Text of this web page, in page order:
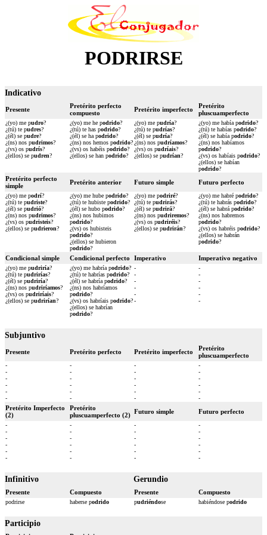
PODRIRSE
Indicativo
Presente
Pretérito perfecto
compuesto
Pretérito imperfecto
Pretérito
pluscuamperfecto
¿(yo) me pudro?
¿(tú) te pudres?
¿(él) se pudre?
¿(ns) nos pudrimos?
¿(vs) os pudrís?
¿(ellos) se pudren?
¿(yo) me he podrido?
¿(tú) te has podrido?
¿(él) se ha podrido?
¿(ns) nos hemos podrido?
¿(vs) os habéis podrido?
¿(ellos) se han podrido?
¿(yo) me pudría?
¿(tú) te pudrías?
¿(él) se pudría?
¿(ns) nos pudríamos?
¿(vs) os pudríais?
¿(ellos) se pudrían?
¿(yo) me había podrido?
¿(tú) te habías podrido?
¿(él) se había podrido?
¿(ns) nos habíamos
podrido?
¿(vs) os habíais podrido?
¿(ellos) se habían
podrido?
Pretérito perfecto
simple
Pretérito anterior Futuro simple Futuro perfecto
¿(yo) me podrí?
¿(tú) te pudriste?
¿(él) se pudrió?
¿(ns) nos pudrimos?
¿(vs) os pudristeis?
¿(ellos) se pudrieron?
¿(yo) me hube podrido?
¿(tú) te hubiste podrido?
¿(él) se hubo podrido?
¿(ns) nos hubimos
podrido?
¿(vs) os hubisteis
podrido?
¿(ellos) se hubieron
podrido?
¿(yo) me podriré?
¿(tú) te pudrirás?
¿(él) se pudrirá?
¿(ns) nos pudriremos?
¿(vs) os pudriréis?
¿(ellos) se pudrirán?
¿(yo) me habré podrido?
¿(tú) te habrás podrido?
¿(él) se habrá podrido?
¿(ns) nos habremos
podrido?
¿(vs) os habréis podrido?
¿(ellos) se habrán
podrido?
Condicional simple Condicional perfecto Imperativo Imperativo negativo
¿(yo) me pudriría?
¿(tú) te pudrirías?
¿(él) se pudriría?
¿(ns) nos pudriríamos?
¿(vs) os pudriríais?
¿(ellos) se pudrirían?
¿(yo) me habría podrido?
¿(tú) te habrías podrido?
¿(él) se habría podrido?
¿(ns) nos habríamos
podrido?
¿(vs) os habríais podrido?
¿(ellos) se habrían
podrido?
-
-
-
-
-
-
-
-
-
-
-
-
Subjuntivo
Presente Pretérito perfecto Pretérito imperfecto
Pretérito
pluscuamperfecto
-
-
-
-
-
-
-
-
-
-
-
-
-
-
-
-
-
-
-
-
-
-
-
-
Pretérito Imperfecto
(2)
Pretérito
pluscuamperfecto (2) Futuro simple Futuro perfecto
-
-
-
-
-
-
-
-
-
-
-
-
-
-
-
-
-
-
-
-
-
-
-
-
Infinitivo Gerundio
Presente Compuesto Presente Compuesto
podrirse haberse podrido pudriéndose habiéndose podrido
Participio